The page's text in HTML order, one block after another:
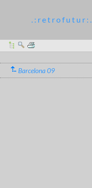
. : r e t r o f u t u r : .
Barcelona 09